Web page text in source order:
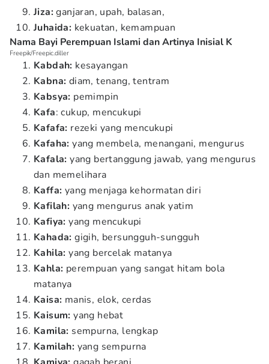
Jiza:ganjaran, upah, balasan,
Juhaida: kekuatan, kemampuan
Nama Bayi Perempuan Islami dan Artinya Inisial K
Freepik/Freepic.diller
Kabdah: kesayangan
Kabna: diam, tenang, tentram
Kabsya: pemimpin
Kafa: cukup, mencukupi
Kafafa: rezeki yang mencukupi
Kafaha: yang membela, menangani, mengurus
Kafala:yang bertanggung jawab, yang mengurus
dan memelihara
Kaffa: yang menjaga kehormatan diri
Kafilah: yang mengurus anak yatim
Kafiya: yang mencukupi
Kahada: gigih, bersungguh-sungguh
Kahila: yang bercelak matanya
Kahla: perempuan yang sangat hitam bola
matanya
Kaisa: manis, elok, cerdas
Kaisum: yang hebat
Kamila: sempurna, lengkap
Kamilah: yang sempurna